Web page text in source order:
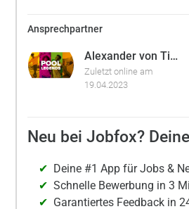
Ansprechpartner
Alexander von Tiele-Winckler
Zuletzt online am
19.04.2023
Neu bei Jobfox?
Deine #1 App für Jobs &
Schnelle Bewerbung in 3
Garantiertes Feedback in